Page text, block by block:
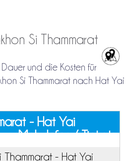
Si Thammarat
und die Kosten für
Si Thammarat nach Hat Yai
- Hat Yai
Mehr Infos / Tickets
- Hat Yai